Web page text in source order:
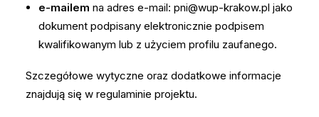
e-mailem na adres e-mail: pni@wup-krakow.pl jako
dokument podpisany elektronicznie podpisem
kwalifikowanym lub z użyciem profilu zaufanego.
Szczegółowe wytyczne oraz dodatkowe informacje
znajdują się w regulaminie projektu.